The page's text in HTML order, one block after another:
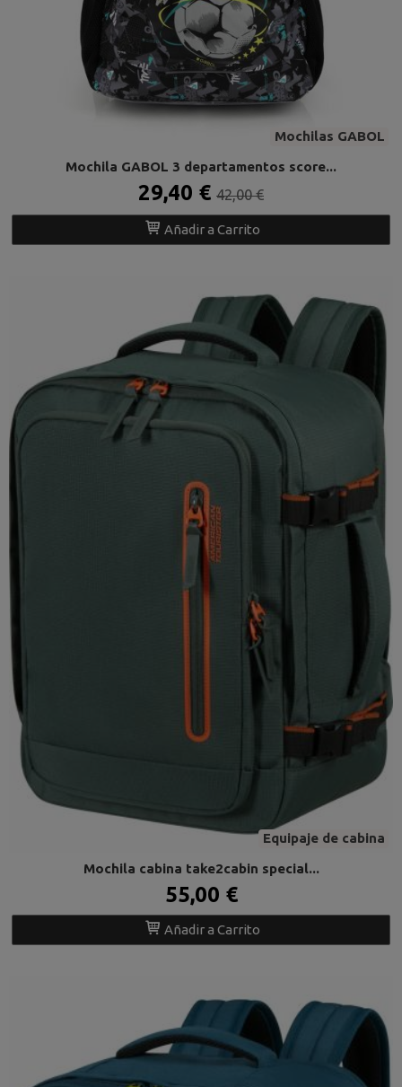
Mochilas GABOL
Mochila GABOL 3 departamentos score...
29,40 € 42,00 €
Añadir a Carrito
Equipaje de cabina
Mochila cabina take2cabin special...
55,00 €
Añadir a Carrito